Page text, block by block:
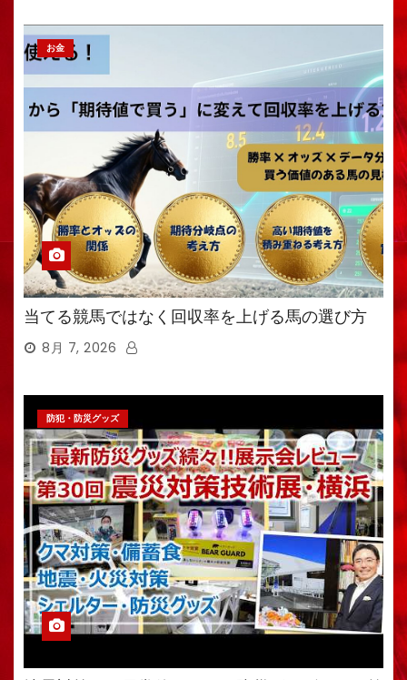
お金
当てる競馬ではなく回収率を上げる馬の選び方
8月 7, 2026
防犯・防災グッズ